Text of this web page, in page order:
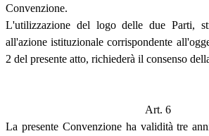
Convenzione.
L'utilizzazione del logo delle due Parti,
all'azione istituzionale corrispondente
2 del presente atto, richiederà il consenso
Art. 6
La presente Convenzione ha validità tre